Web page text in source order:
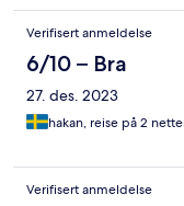
Verifisert anmeldelse
6/10 – Bra
27. des. 2023
hakan, reise på 2
Verifisert anmeldelse